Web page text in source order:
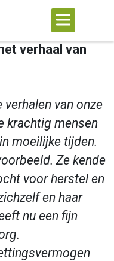
verhaal van
van onze
krachtig mensen
moeilijke tijden.
Ze kende
voor herstel en
en haar
nu een fijn